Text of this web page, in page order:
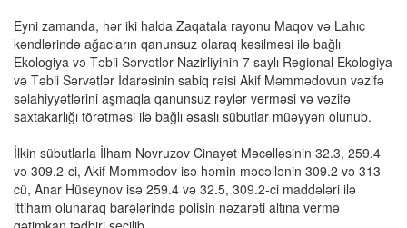
Eyni zamanda, hər iki halda Zaqatala rayonu Maqov və Lahıc
kəndlərində ağacların qanunsuz olaraq kəsilməsi ilə bağlı
Ekologiya və Təbii Sərvətlər Nazirliyinin 7 saylı Regional Ekologiya
və Təbii Sərvətlər İdarəsinin sabiq rəisi Akif Məmmədovun vəzifə
səlahiyyətlərini aşmaqla qanunsuz rəylər verməsi və vəzifə
saxtakarlığı törətməsi ilə bağlı əsaslı sübutlar müəyyən olunub.
İlkin sübutlarla İlham Novruzov Cinayət Məcəlləsinin 32.3, 259.4
və 309.2-ci, Akif Məmmədov isə həmin məcəllənin 309.2 və 313-
cü, Anar Hüseynov isə 259.4 və 32.5, 309.2-ci maddələri ilə
ittiham olunaraq barələrində polisin nəzarəti altına vermə